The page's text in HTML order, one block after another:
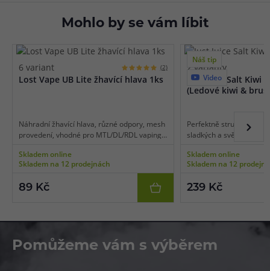
Mohlo by se vám líbit
6 variant (2)
Lost Vape UB Lite žhavící hlava 1ks
Náhradní žhavící hlava, různé odpory, mesh
provedení, vhodné pro MTL/DL/RDL vaping,
Skladem online
Skladem na 12 prodejnách
89 Kč
Náš tip
Video
2 varianty
Just Juice Salt Kiwi
(Ledové kiwi &
Perfektně
sladkých a svěžích
Ice. Hlavní složkou je
jemně natrpklé kiwi,
Vše je potom v závěru
Skladem online
Skladem na 12
239 Kč
Pomůžeme vám s výběrem